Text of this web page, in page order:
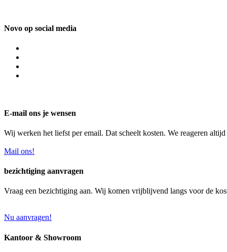
Novo op social media
E-mail ons je wensen
Wij werken het liefst per email. Dat scheelt kosten. We reageren
Mail ons!
bezichtiging aanvragen
Vraag een bezichtiging aan. Wij komen vrijblijvend langs voor de
Nu aanvragen!
Kantoor & Showroom